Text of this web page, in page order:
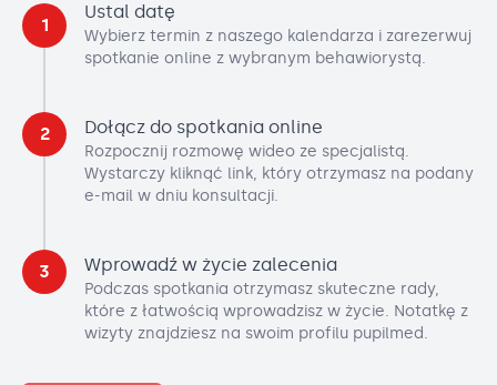
1
Ustal datę
Wybierz termin z naszego kalendarza i zarezerwuj
spotkanie online z wybranym behawiorystą.
2 Dołącz do spotkania online
Rozpocznij rozmowę wideo ze specjalistą.
Wystarczy kliknąć link, który otrzymasz na podany
e-mail w dniu konsultacji.
3 Wprowadź w życie zalecenia
Podczas spotkania otrzymasz skuteczne rady,
które z łatwością wprowadzisz w życie. Notatkę z
wizyty znajdziesz na swoim profilu pupilmed.